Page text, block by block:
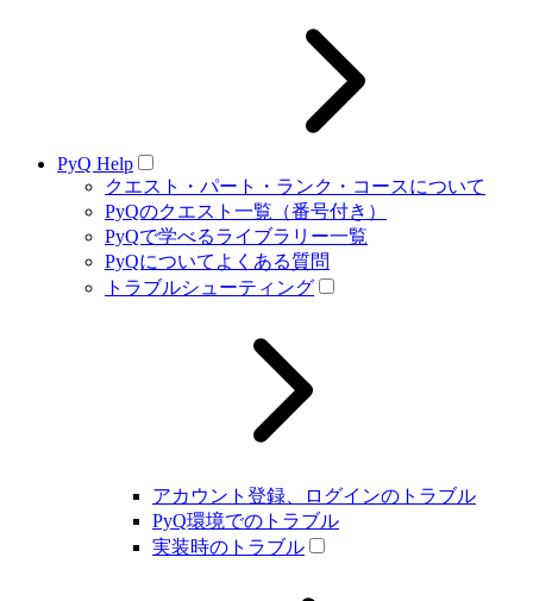
PyQ Help
クエスト・パート・ランク・コースについて
PyQのクエスト一覧（番号付き）
PyQで学べるライブラリー一覧
PyQについてよくある質問
トラブルシューティング
アカウント登録、ログインのトラブル
PyQ環境でのトラブル
実装時のトラブル